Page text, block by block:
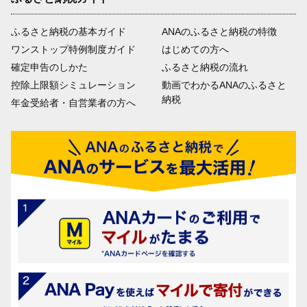
ふるさと納税の基本ガイド
ワンストップ特例制度ガイド
確定申告のしかた
控除上限額シミュレーション
年金受給者・自営業者の方へ
ANAのふるさと納税の特徴
はじめての方へ
ふるさと納税の流れ
動画でわかるANAのふるさと
納税